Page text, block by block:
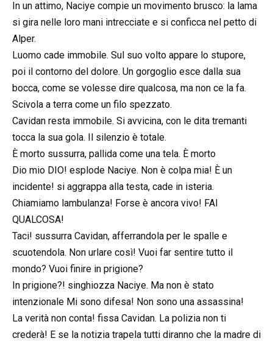
In un attimo, Naciye compie un movimento brusco: la lama
si gira nelle loro mani intrecciate e si conficca nel petto di
Alper.
Luomo cade immobile. Sul suo volto appare lo stupore,
poi il contorno del dolore. Un gorgoglio esce dalla sua
bocca, come se volesse dire qualcosa, ma non ce la fa.
Scivola a terra come un filo spezzato.
Cavidan resta immobile. Si avvicina, con le dita tremanti
tocca la sua gola. Il silenzio è totale.
È morto sussurra, pallida come una tela. È morto
Dio mio DIO! esplode Naciye. Non è colpa mia! È un
incidente! si aggrappa alla testa, cade in isteria.
Chiamiamo lambulanza! Forse è ancora vivo! FAI
QUALCOSA!
Taci! sussurra Cavidan, afferrandola per le spalle e
scuotendola. Non urlare così! Vuoi far sentire tutto il
mondo? Vuoi finire in prigione?
In prigione?! singhiozza Naciye. Ma non è stato
intenzionale Mi sono difesa! Non sono una assassina!
La verità non conta! fissa Cavidan. La polizia non ti
crederà! E se la notizia trapela tutti diranno che la madre di